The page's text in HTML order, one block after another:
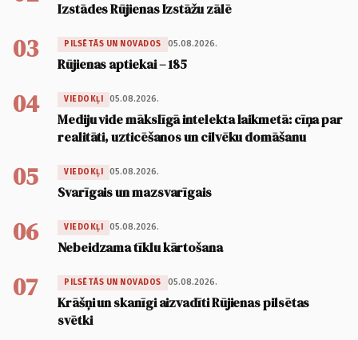
Izstādes Rūjienas Izstāžu zālē
03 PILSĒTĀS UN NOVADOS 05.08.2026.
Rūjienas aptiekai – 185
04 VIEDOKĻI 05.08.2026.
Mediju vide mākslīgā intelekta laikmetā: cīņa par
realitāti, uzticēšanos un cilvēku domāšanu
05 VIEDOKĻI 05.08.2026.
Svarīgais un mazsvarīgais
06 VIEDOKĻI 05.08.2026.
Nebeidzama tīklu kārtošana
07 PILSĒTĀS UN NOVADOS 05.08.2026.
Krāšņi un skanīgi aizvadīti Rūjienas pilsētas
svētki